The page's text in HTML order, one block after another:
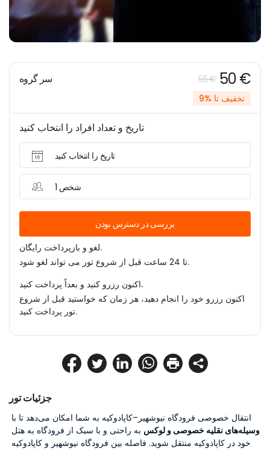
جزئیات تور
انتقال خصوصی فرودگاه نیوشهیر–کاپادوکیه به شما امکان می‌دهد تا با
وسیله‌های نقلیه خصوصی و لوکس
سر گروه 55 € 50 €
تخفیف تا %9
تاریخ و تعداد افراد را انتخاب کنید
تاریخ را انتخاب کنید
1 شخص
بررسی در دسترس بودن
لغو و بازپرداخت رایگان.
تا 24 ساعت قبل از شروع تور می تواند لغو شود.
اکنون رزرو کنید و بعداً پرداخت کنید.
اکنون رزرو خود را انجام دهید، هر زمان که خواستید قبل از شروع
تور پرداخت کنید.